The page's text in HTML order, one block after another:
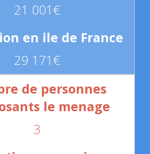
21 001€
29 171€
3